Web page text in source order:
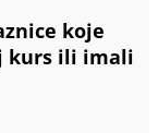
koje
kurs ili imali